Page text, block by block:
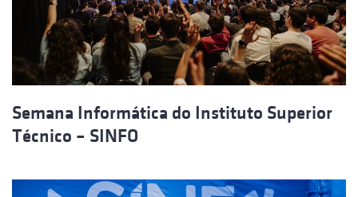
Semana Informática do Instituto Superior
Técnico – SINFO